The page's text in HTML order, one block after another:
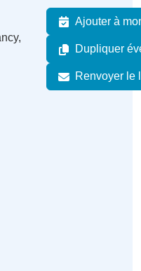
Ajouter à
Dupliquer
Renvoyer le